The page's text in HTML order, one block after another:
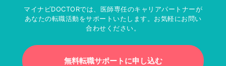
マイナビDOCTORでは、医師専任のキャリアパートナーが
あなたの転職活動をサポートいたします。お気軽にお問い
合わせください。
無料転職サポートに申し込む